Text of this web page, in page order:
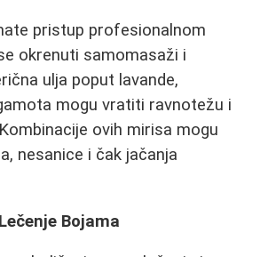
pristup profesionalnom
okrenuti samomasaži i
ulja poput lavande,
mogu vratiti ravnotežu i
ovih mirisa mogu
nesanice i čak jačanja
Bojama